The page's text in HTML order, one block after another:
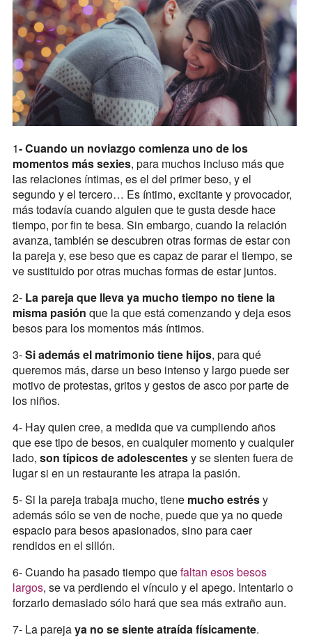
1- Cuando un noviazgo comienza uno de los
momentos más sexies, para muchos incluso más que
las relaciones íntimas, es el del primer beso, y el
segundo y el tercero… Es íntimo, excitante y provocador,
más todavía cuando alguien que te gusta desde hace
tiempo, por fin te besa. Sin embargo, cuando la relación
avanza, también se descubren otras formas de estar con
la pareja y, ese beso que es capaz de parar el tiempo, se
ve sustituido por otras muchas formas de estar juntos.
2-La pareja que lleva ya mucho tiempo no tiene la
misma pasión que la que está comenzando y deja esos
besos para los momentos más íntimos.
3-Si además el matrimonio tiene hijos, para qué
queremos más, darse un beso intenso y largo puede ser
motivo de protestas, gritos y gestos de asco por parte de
los niños.
4- Hay quien cree, a medida que va cumpliendo años
que ese tipo de besos, en cualquier momento y cualquier
lado, son típicos de adolescentesy se sienten fuera de
lugar si en un restaurante les atrapa la pasión.
5- Si la pareja trabaja mucho, tiene mucho estrésy
además sólo se ven de noche, puede que ya no quede
espacio para besos apasionados, sino para caer
rendidos en el sillón.
6- Cuando ha pasado tiempo quefaltan esos besos
largos, se va perdiendo el vínculo y el apego. Intentarlo o
forzarlo demasiado sólo hará que sea más extraño aun.
7- La parejaya no se siente atraída físicamente.